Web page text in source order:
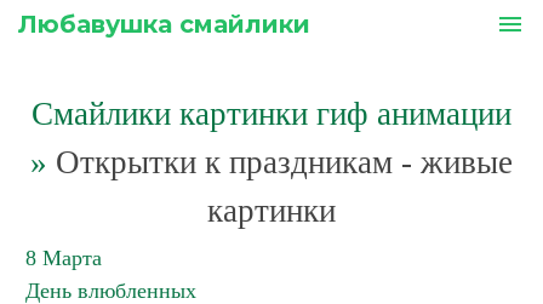
Любавушка смайлики menu
Смайлики картинки гиф анимации
» Открытки к праздникам - живые
картинки
8 Марта
День влюбленных